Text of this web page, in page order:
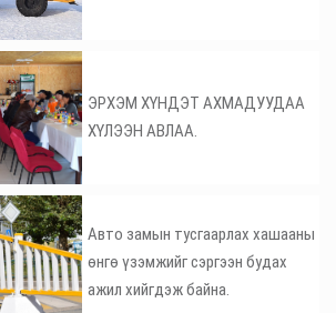
ЭРХЭМ ХҮНДЭТ АХМАДУУДАА
ХҮЛЭЭН АВЛАА.
Авто замын тусгаарлах хашааны
өнгө үзэмжийг сэргээн будах
ажил хийгдэж байна.